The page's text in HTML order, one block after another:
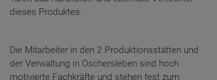
dieses Produktes.
Die Mitarbeiter in den 2 Produktionsstätten und
der Verwaltung in Oschersleben sind hoch
motivierte Fachkräfte und stehen fest zum